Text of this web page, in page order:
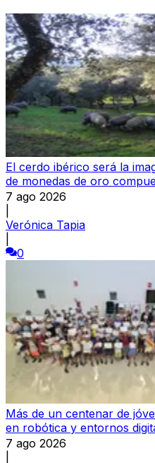
El cerdo ibérico será la
de monedas de oro
7 ago 2026
Verónica Tapia
0
Más de un centenar de
en robótica y entornos
7 ago 2026